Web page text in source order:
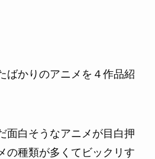
ばかりのアニメを４作品紹
面白そうなアニメが目白押
の種類が多くてビックリす